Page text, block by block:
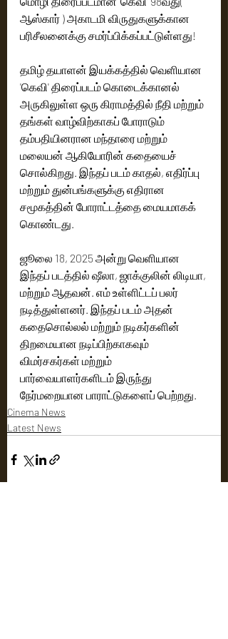
ஆஸ்கார் ) அகாடமி விருதுகளுக்கான
பரிசீலனைக்கு சமர்ப்பிக்கப்பட்டுள்ளது!
தமிழ் தயாளன் இயக்கத்தில் வெளியான
'கெவி' திரைப்படம் கொடைக்கானல்
அருகிலுள்ள ஒரு கிராமத்தில் நீதி மற்றும்
தங்கள் வாழ்விற்காகப் போராடும்
தம்பதியினரான மந்தாரை மற்றும்
மலையன் ஆகியோரின் கதையைச்
சொல்கிறது. இந்தப் படம் காதல், எதிர்ப்பு
மற்றும் துன்பங்களுக்கு எதிரான
சமூகத்தின் போராட்டத்தை மையமாகக்
கொண்டது.
ஜூலை 18, 2025 அன்று வெளியான
இந்தப் படத்தில் ஷீலா, ஜாக்குலின் லிடியா,
மற்றும் ஆதவன். எம் உள்ளிட்டப் பலர்
நடித்துள்ளனர். இந்தப் படம் அதன்
கதைசொல்லல் மற்றும் நடிகர்களின்
திறமையான நடிப்பிற்காகவும்
விமர்சகர்கள் மற்றும்
பார்வையாளர்களிடம் இருந்து
நேர்மறையான பாராட்டுகளைப் பெற்றது.
Cinema News
Latest News